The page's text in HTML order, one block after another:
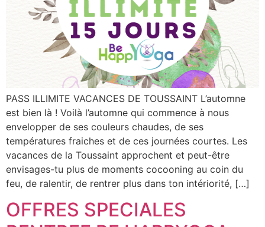
PASS ILLIMITE VACANCES DE TOUSSAINT L’automne
est bien là ! Voilà l’automne qui commence à nous
envelopper de ses couleurs chaudes, de ses
températures fraiches et de ces journées courtes. Les
vacances de la Toussaint approchent et peut-être
envisages-tu plus de moments cocooning au coin du
feu, de ralentir, de rentrer plus dans ton intériorité, […]
OFFRES SPECIALES